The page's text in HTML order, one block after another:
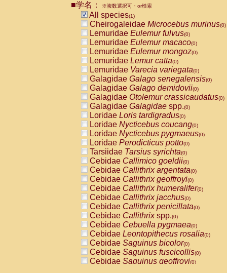
■学名： ※複数選択可・or検索
All species(1)
Cheirogaleidae Microcebus murinus(0)
Lemuridae Eulemur fulvus(0)
Lemuridae Eulemur macaco(0)
Lemuridae Eulemur mongoz(0)
Lemuridae Lemur catta(0)
Lemuridae Varecia variegata(0)
Galagidae Galago senegalensis(0)
Galagidae Galago demidovii(0)
Galagidae Otolemur crassicaudatus(0)
Galagidae Galagidae spp.(0)
Loridae Loris tardigradus(0)
Loridae Nycticebus coucang(0)
Loridae Nycticebus pygmaeus(0)
Loridae Perodicticus potto(0)
Tarsiidae Tarsius syrichta(0)
Cebidae Callimico goeldii(0)
Cebidae Callithrix argentata(0)
Cebidae Callithrix geoffroyi(0)
Cebidae Callithrix humeralifer(0)
Cebidae Callithrix jacchus(0)
Cebidae Callithrix penicillata(0)
Cebidae Callithrixspp.(0)
Cebidae Cebuella pygmaea(0)
Cebidae Leontopithecus rosalia(0)
Cebidae Saguinus bicolor(0)
Cebidae Saguinus fuscicollis(0)
Cebidae Saguinus geoffroyi(0)